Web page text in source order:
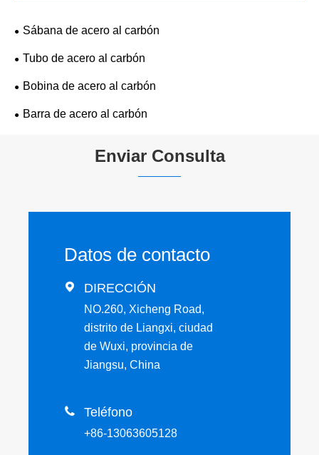
Sábana de acero al carbón
Tubo de acero al carbón
Bobina de acero al carbón
Barra de acero al carbón
Enviar Consulta
Datos de contacto
 DIRECCIÓN
NO.260, Xicheng Road,
distrito de Liangxi, ciudad
de Wuxi, provincia de
Jiangsu, China
 Teléfono
+86-13063605128